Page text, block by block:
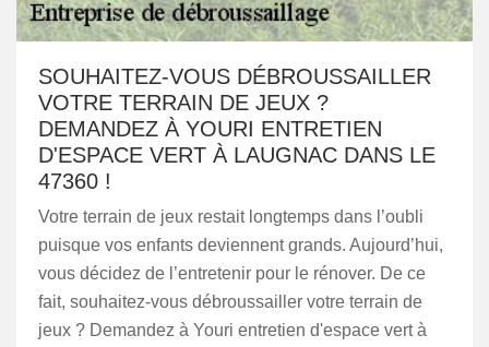
SOUHAITEZ-VOUS DÉBROUSSAILLER
VOTRE TERRAIN DE JEUX ?
DEMANDEZ À YOURI ENTRETIEN
D'ESPACE VERT À LAUGNAC DANS LE
47360 !
Votre terrain de jeux restait longtemps dans l’oubli
puisque vos enfants deviennent grands. Aujourd’hui,
vous décidez de l’entretenir pour le rénover. De ce
fait, souhaitez-vous débroussailler votre terrain de
jeux ? Demandez à Youri entretien d'espace vert à